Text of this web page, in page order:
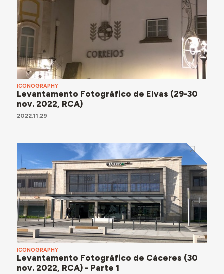
ICONOGRAPHY
Levantamento Fotográfico de Elvas (29-30
nov. 2022, RCA)
2022.11.29
ICONOGRAPHY
Levantamento Fotográfico de Cáceres (30
nov. 2022, RCA) - Parte 1